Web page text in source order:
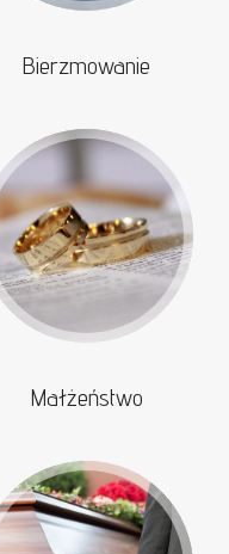
Bierzmowanie
Małżeństwo